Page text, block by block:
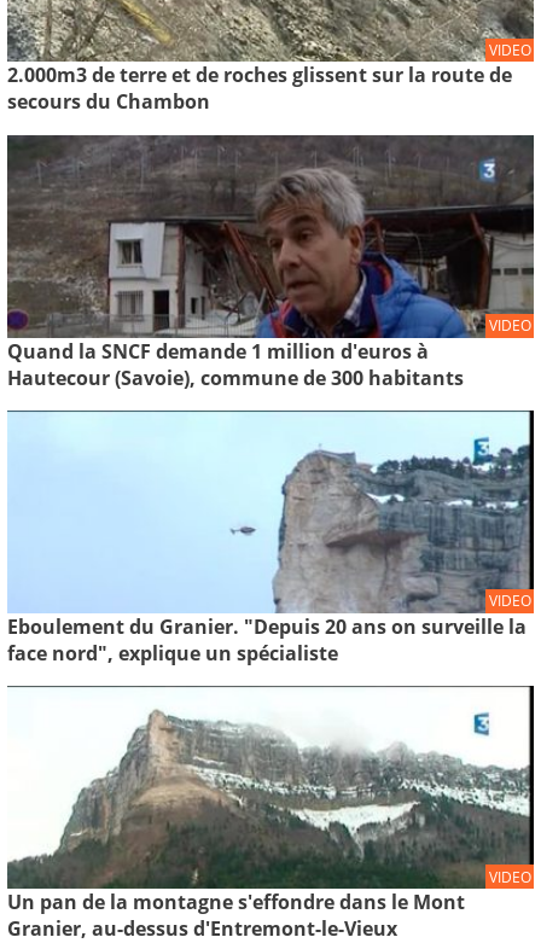
VIDEO
2.000m3 de terre et de roches glissent sur la route de
secours du Chambon
VIDEO
Quand la SNCF demande 1 million d'euros à
Hautecour (Savoie), commune de 300 habitants
VIDEO
Eboulement du Granier. "Depuis 20 ans on surveille la
face nord", explique un spécialiste
VIDEO
Un pan de la montagne s'effondre dans le Mont
Granier, au-dessus d'Entremont-le-Vieux